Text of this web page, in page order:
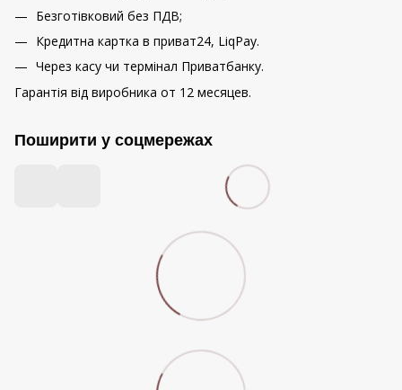
Безготівковий без ПДВ;
Кредитна картка в приват24, LiqPay.
Через касу чи термінал Приватбанку.
Гарантія від виробника от 12 месяцев.
Поширити у соцмережах